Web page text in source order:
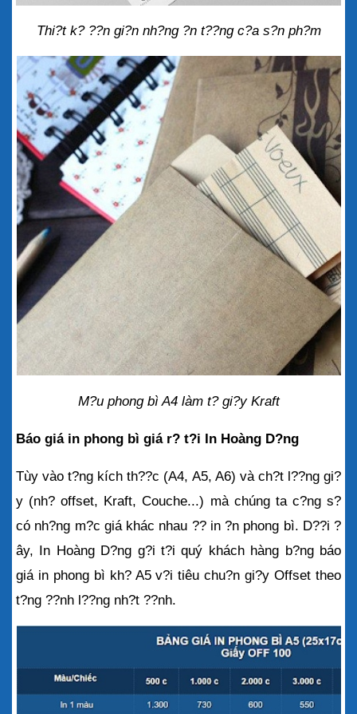
Thi?t k? ??n gi?n nh?ng ?n t??ng c?a s?n ph?m
M?u phong bì A4 làm t? gi?y Kraft
Báo giá in phong bì giá r? t?i In Hoàng D?ng
Tùy vào t?ng kích th??c (A4, A5, A6) và ch?t l??ng gi?
y (nh? offset, Kraft, Couche...) mà chúng ta c?ng s?
có nh?ng m?c giá khác nhau ?? in ?n phong bì. D??i ?
ây, In Hoàng D?ng g?i t?i quý khách hàng b?ng báo
giá in phong bì kh? A5 v?i tiêu chu?n gi?y Offset theo
t?ng ??nh l??ng nh?t ??nh.